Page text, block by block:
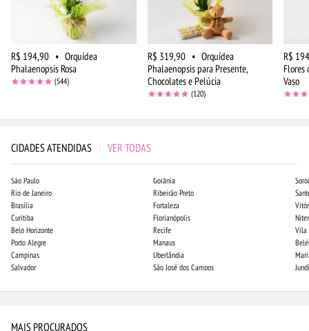
R$ 194,90 • Orquídea
Phalaenopsis Rosa
(544)
R$ 319,90 • Orquídea
Phalaenopsis para Presente,
Chocolates e Pelúcia
(120)
R$
Flores
Vaso
CIDADES ATENDIDAS | VER TODAS
São Paulo
Rio de Janeiro
Brasília
Curitiba
Belo Horizonte
Porto Alegre
Campinas
Salvador
Goiânia
Ribeirão Preto
Fortaleza
Florianópolis
Recife
Manaus
Uberlândia
São José dos Campos
Vila
MAIS PROCURADOS